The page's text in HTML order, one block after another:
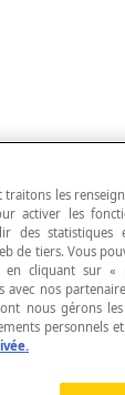
traitons les
activer les
des
de tiers. Vous
cliquant sur «
avec nos
nous gérons